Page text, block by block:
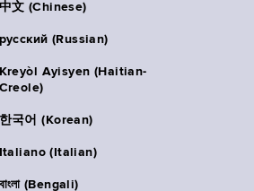
中文 (Chinese)
русский (Russian)
Kreyòl Ayisyen (Haitian-
Creole)
한국어 (Korean)
Italiano (Italian)
বাংলা (Bengali)